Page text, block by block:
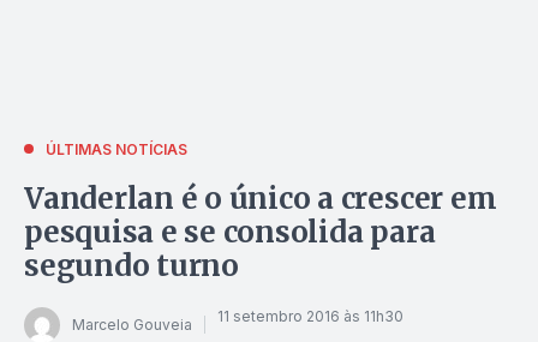
ÚLTIMAS NOTÍCIAS
Vanderlan é o único a crescer em
pesquisa e se consolida para
segundo turno
Marcelo Gouveia 11 setembro 2016 às 11h30